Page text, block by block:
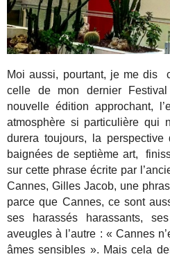
Moi aussi, pourtant, je me dis
celle de mon dernier
nouvelle édition approchant,
atmosphère si particulière qui
durera toujours, la
baignées de septième art,
sur cette phrase écrite par
Cannes, Gilles Jacob, une
parce que Cannes, ce sont
ses harassés harassants,
aveugles à l’autre : « Cannes
âmes sensibles ». Mais cela